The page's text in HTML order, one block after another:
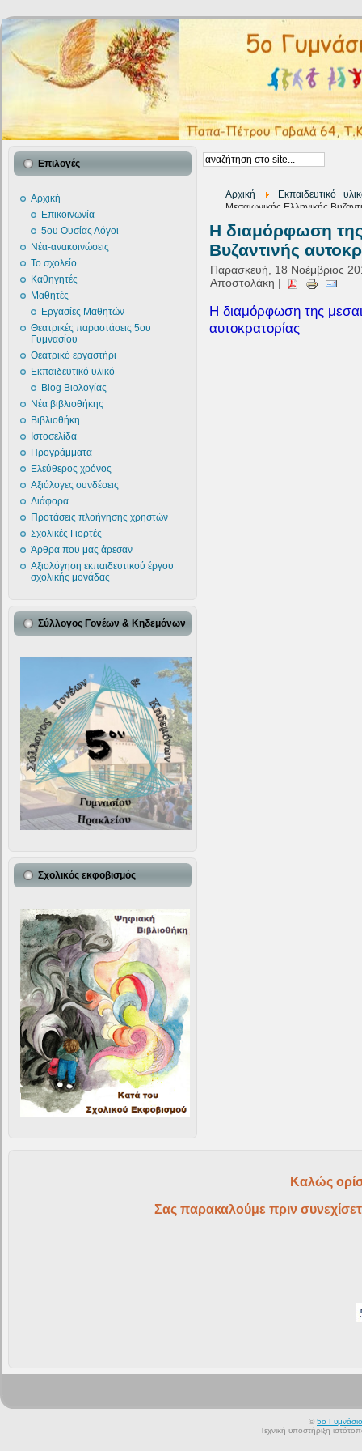
Επιλογές
Αρχική
Επικοινωνία
5ου Ουσίας Λόγοι
Νέα-ανακοινώσεις
Το σχολείο
Καθηγητές
Μαθητές
Εργασίες Μαθητών
Θεατρικές παραστάσεις 5ου
Γυμνασίου
Θεατρικό εργαστήρι
Εκπαιδευτικό υλικό
Blog Βιολογίας
Νέα βιβλιοθήκης
Βιβλιοθήκη
Ιστοσελίδα
Προγράμματα
Ελεύθερος χρόνος
Αξιόλογες συνδέσεις
Διάφορα
Προτάσεις πλοήγησης χρηστών
Σχολικές Γιορτές
Άρθρα που μας άρεσαν
Αξιολόγηση εκπαιδευτικού έργου
σχολικής μονάδας
Σύλλογος Γονέων & Κηδεμόνων
Σχολικός εκφοβισμός
Αρχική
Εκπαιδευτικό
Μεσαιωνικής Ελληνικής
Η διαμόρφωση
Βυζαντινής
Παρασκευή, 18 Νοέμβριος
Αποστολάκη |
Η διαμόρφωση της
αυτοκρατορίας
Καλώς
Σας παρακαλούμε πριν
© 5ο
Τεχνική υποστήριξη